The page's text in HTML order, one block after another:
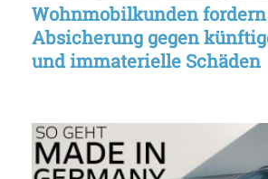
Wohnmobilkunden fordern
Absicherung gegen
und immaterielle Schäden